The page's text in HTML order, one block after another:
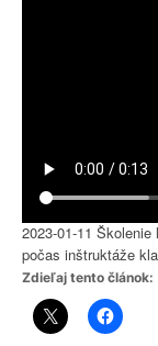
2023-01-11
počas inštruktáže
Zdieľaj tento článok: